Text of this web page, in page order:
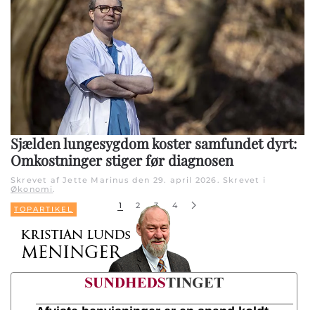
Sjælden lungesygdom koster samfundet dyrt:
Omkostninger stiger før diagnosen
Skrevet af Jette Marinus den 29. april 2026. Skrevet i
Økonomi.
TOPARTIKEL 1 2 3 4